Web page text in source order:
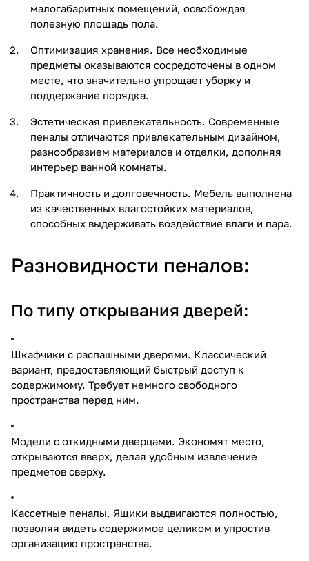
малогабаритных помещений, освобождая
полезную площадь пола.
Оптимизация хранения. Все необходимые
предметы оказываются сосредоточены в одном
месте, что значительно упрощает уборку и
поддержание порядка.
Эстетическая привлекательность. Современные
пеналы отличаются привлекательным дизайном,
разнообразием материалов и отделки, дополняя
интерьер ванной комнаты.
Практичность и долговечность. Мебель выполнена
из качественных влагостойких материалов,
способных выдерживать воздействие влаги и пара.
Разновидности пеналов:
По типу открывания дверей:
Шкафчики с распашными дверями. Классический
вариант, предоставляющий быстрый доступ к
содержимому. Требует немного свободного
пространства перед ним.
Модели с откидными дверцами. Экономят место,
открываются вверх, делая удобным извлечение
предметов сверху.
Кассетные пеналы. Ящики выдвигаются полностью,
позволяя видеть содержимое целиком и упростив
организацию пространства.